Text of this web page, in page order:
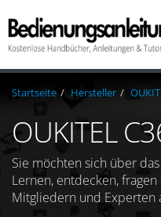
Startseite Hersteller
OUKITEL
Sie möchten sich über das
Lernen, entdecken,
Mitgliedern und Experten